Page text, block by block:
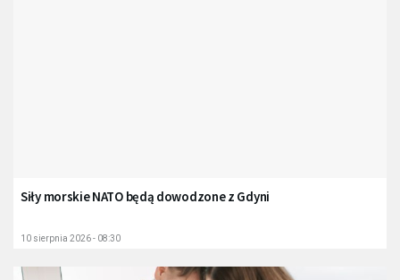
Siły morskie NATO będą dowodzone z Gdyni
10 sierpnia 2026 - 08:30